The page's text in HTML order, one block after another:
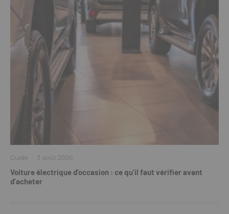
Guide · 3 août 2026
Voiture électrique d’occasion : ce qu’il faut vérifier avant
d’acheter